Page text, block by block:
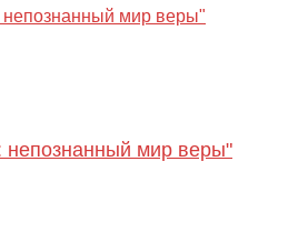
непознанный мир веры"